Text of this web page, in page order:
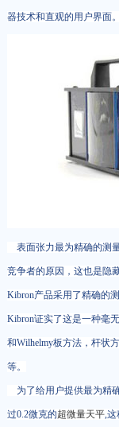
器技术和直观的用户界面
表面张力最为精确的测
竞争者的原因，这也是隐
Kibron产品采用了精确的
Kibron证实了这是一种毫
和Wilhelmy板方法，杆状
等。
为了给用户提供最为精
过0.2微克的超微量天平,这